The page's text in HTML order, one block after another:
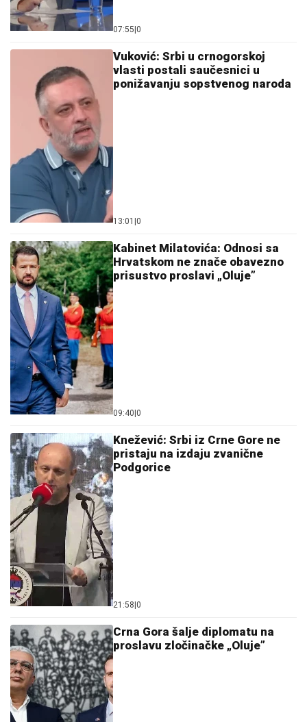
07:55 0
Vuković: Srbi u crnogorskoj
vlasti postali saučesnici u
ponižavanju sopstvenog naroda
13:01 0
Kabinet Milatovića: Odnosi sa
Hrvatskom ne znače obavezno
prisustvo proslavi „Oluje”
09:40 0
Knežević: Srbi iz Crne Gore ne
pristaju na izdaju zvanične
Podgorice
21:58 0
Crna Gora šalje diplomatu na
proslavu zločinačke „Oluje”